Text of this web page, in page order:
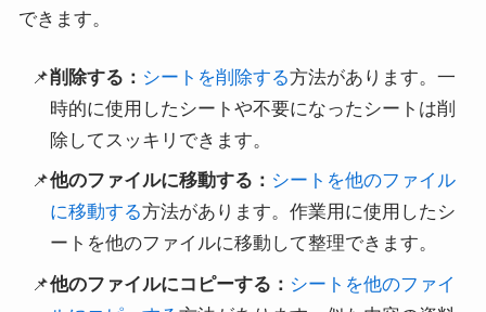
できます。
削除する： シートを削除する方法があります。一
時的に使用したシートや不要になったシートは削
除してスッキリできます。
他のファイルに移動する： シートを他のファイル
に移動する方法があります。作業用に使用したシ
ートを他のファイルに移動して整理できます。
他のファイルにコピーする： シートを他のファイ